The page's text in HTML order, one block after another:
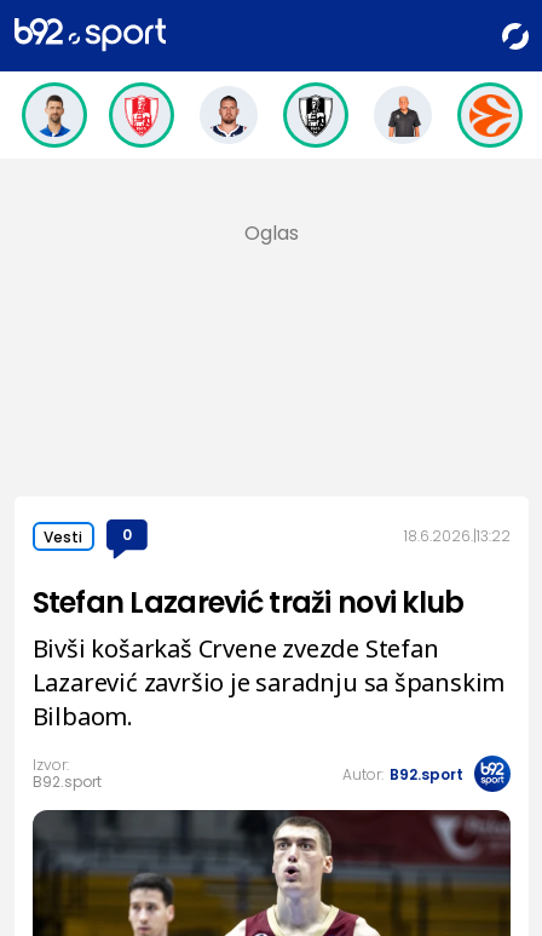
Vesti 0 18.6.2026. 13:22
Stefan Lazarević traži novi klub
Bivši košarkaš Crvene zvezde Stefan
Lazarević završio je saradnju sa španskim
Bilbaom.
Izvor:
B92.sport
Autor: B92.sport